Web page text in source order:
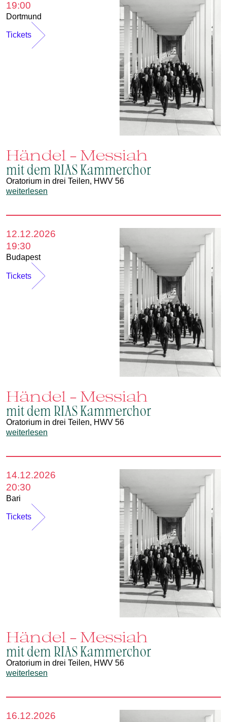
19:00
Dortmund
Tickets
Händel - Messiah
mit dem RIAS Kammerchor
Oratorium in drei Teilen, HWV 56
weiterlesen
12.12.2026
19:30
Budapest
Tickets
Händel - Messiah
mit dem RIAS Kammerchor
Oratorium in drei Teilen, HWV 56
weiterlesen
14.12.2026
20:30
Bari
Tickets
Händel - Messiah
mit dem RIAS Kammerchor
Oratorium in drei Teilen, HWV 56
weiterlesen
16.12.2026